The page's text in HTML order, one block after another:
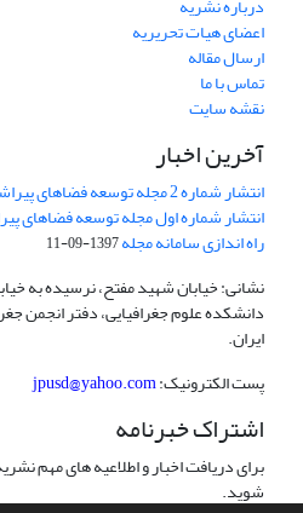
درباره نشریه
اعضای هیات تحریریه
ارسال مقاله
تماس با ما
نقشه سایت
آخرین اخبار
انتشار شماره 2 مجله توسعه فضاهای پیراشهری
انتشار شماره اول مجله توسعه فضاهای
راه اندازی سامانه مجله1397-09-11
نشانی: خیابان شهید مفتح، نرسیده به
دانشکده علوم جغرافیایی، دفتر انجمن
ایران.
پست الکترونیک:jpusd@yahoo.com
اشتراک خبرنامه
برای دریافت اخبار و اطلاعیه های مهم
شوید.